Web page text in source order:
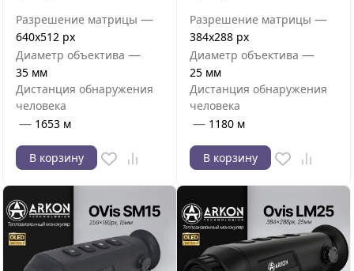
Разрешение матрицы —
640x512 px
Диаметр объектива —
35 мм
Дистанция обнаружения
человека
— 1653 м
В корзину
Разрешение матрицы —
384x288 px
Диаметр объектива —
25 мм
Дистанция обнаружения
человека
— 1180 м
В корзину